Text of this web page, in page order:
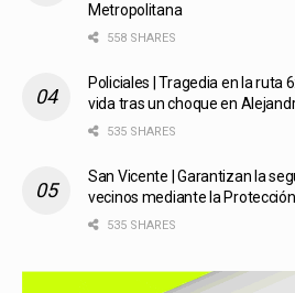
Metropolitana
558 SHARES
Policiales | Tragedia en la ruta
vida tras un choque en
535 SHARES
San Vicente | Garantizan la
vecinos mediante la
535 SHARES